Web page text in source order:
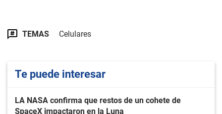
TEMAS Celulares
Te puede interesar
LA NASA confirma que restos de un cohete de
SpaceX impactaron en la Luna